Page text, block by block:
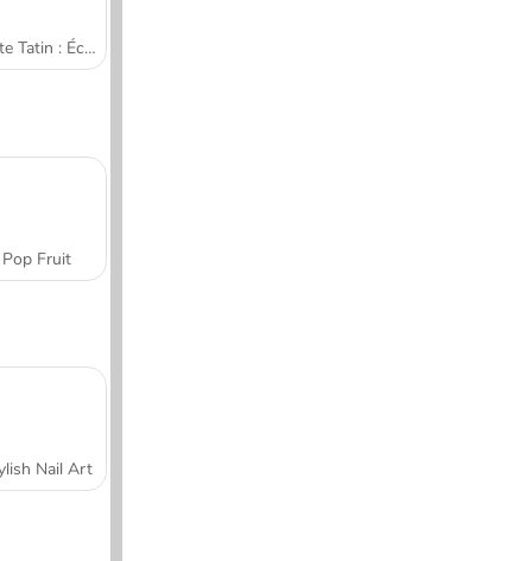
Tarte Tatin : École de cuisine de Sara
Pop Fruit
Nail Art